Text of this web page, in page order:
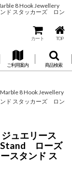
8 Hook Jewellery
ド スタッカーズ ロン
カート TOP
ご利用案内 商品検索
Marble 8 Hook Jewellery
ド スタッカーズ ロン
ジュエリース
Stand ローズ
スタンド ス